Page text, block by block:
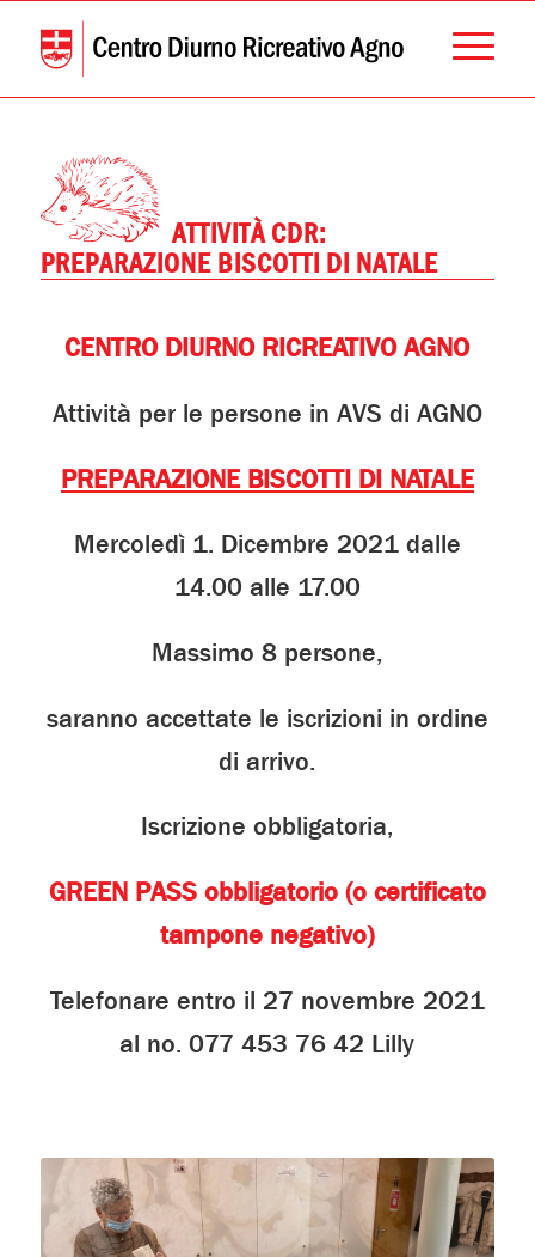
ATTIVITÀ CDR:
PREPARAZIONE BISCOTTI DI NATALE
CENTRO DIURNO RICREATIVO AGNO
Attività per le persone in AVS di AGNO
PREPARAZIONE BISCOTTI DI NATALE
Mercoledì 1. Dicembre 2021 dalle
14.00 alle 17.00
Massimo 8 persone,
saranno accettate le iscrizioni in ordine
di arrivo.
Iscrizione obbligatoria,
GREEN PASS obbligatorio (o certificato
tampone negativo)
Telefonare entro il 27 novembre 2021
al no. 077 453 76 42 Lilly